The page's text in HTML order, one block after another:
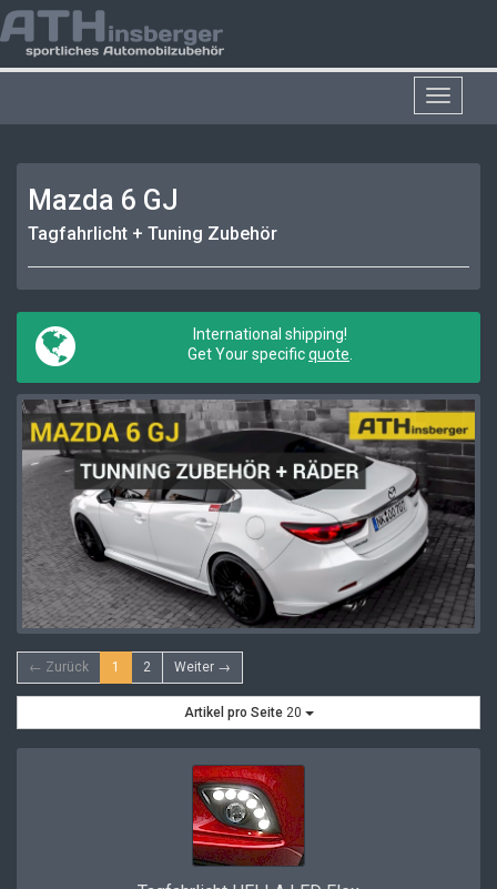
Toggle
Mazda 6 GJ
Tagfahrlicht + Tuning Zubehör
International shipping!
Get Your specificquote
← Zurück 1 2 Weiter →
Artikel pro Seite 20